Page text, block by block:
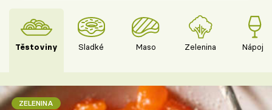
Těstoviny Sladké Maso Zelenina Nápoje
ZELENINA